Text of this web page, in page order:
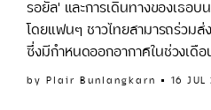
รอยัล' และการเดินทางของเธอบ
โดยแฟนๆ ชาวไทยสามารถร่วมส่
ซึ่งมีกำหนดออกอากาศในช่วงเดื
by Plair Bunlangkarn 16 JUL